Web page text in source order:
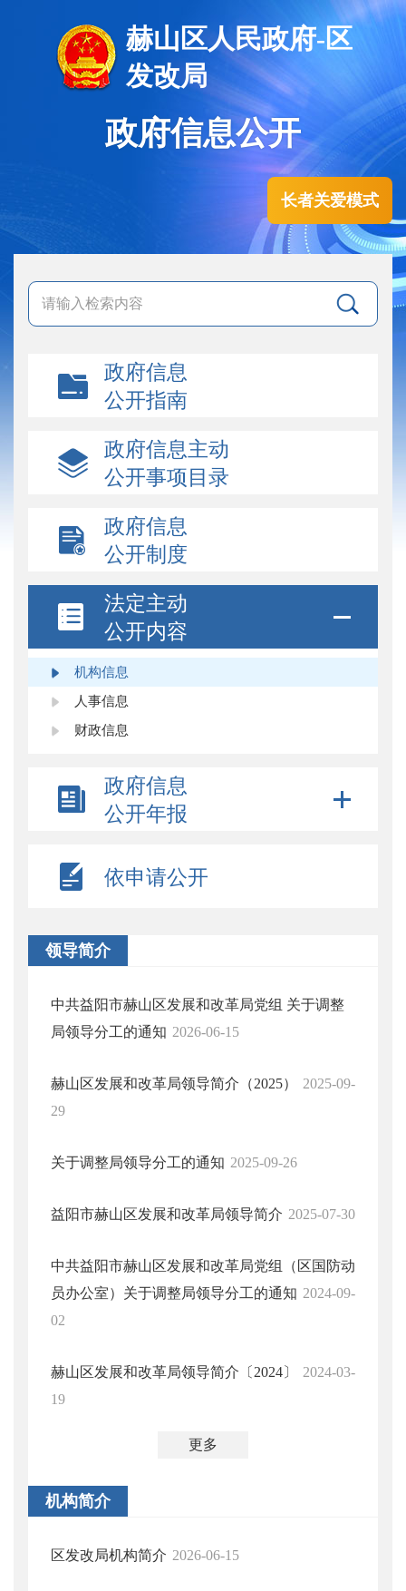
赫山区人民政府-区
发改局
政府信息公开
长者关爱模式
政府信息
公开指南
政府信息主动
公开事项目录
政府信息
公开制度
法定主动
公开内容
机构信息
人事信息
财政信息
政府信息
公开年报
依申请公开
领导简介
中共益阳市赫山区发展和改革局党组 关于调整
局领导分工的通知 2026-06-15
赫山区发展和改革局领导简介（2025）
2025-09-
29
关于调整局领导分工的通知 2025-09-26
益阳市赫山区发展和改革局领导简介 2025-07-30
中共益阳市赫山区发展和改革局党组（区国防动
员办公室）关于调整局领导分工的通知 2024-09-
02
赫山区发展和改革局领导简介〔2024〕
2024-03-
19
更多
机构简介
区发改局机构简介 2026-06-15